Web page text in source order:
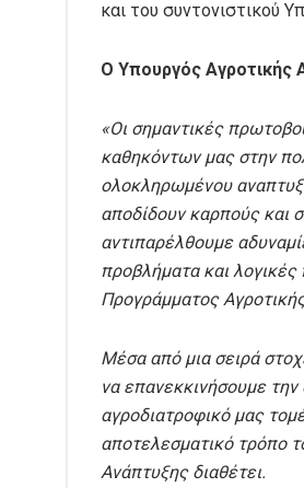
και του συντονιστικού
Ο Υπουργός Αγροτικής
«Οι σημαντικές
καθηκόντων μας στην
ολοκληρωμένου
αποδίδουν καρπούς και
αντιπαρέλθουμε
προβλήματα και
Προγράμματος
Μέσα από μια σειρά
να επανεκκινήσουμε την
αγροδιατροφικό μας
αποτελεσματικό τρόπο
Ανάπτυξης διαθέτει.